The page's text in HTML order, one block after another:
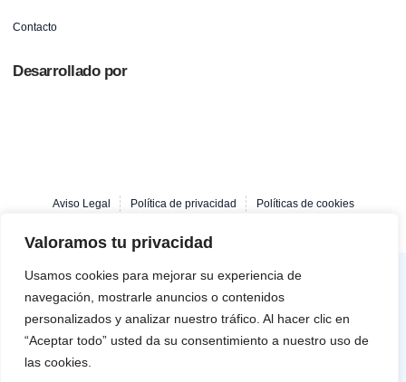
Valoramos tu privacidad
Usamos cookies para mejorar su experiencia de
navegación, mostrarle anuncios o contenidos
personalizados y analizar nuestro tráfico. Al hacer clic en
“Aceptar todo” usted da su consentimiento a nuestro uso de
las cookies.
Contacto
Desarrollado por
Aviso Legal Política de privacidad Políticas de cookies
Financiado por la Unión Europea – NextGenerationEU. Sin embargo, los puntos de
vista y las opiniones expresadas son únicamente los del autor o autores y no reflejan